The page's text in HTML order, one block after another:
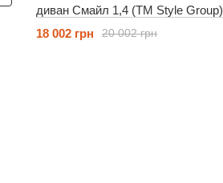
диван Смайл 1,4 (ТМ Style Group)
20 002 грн
18 002 грн